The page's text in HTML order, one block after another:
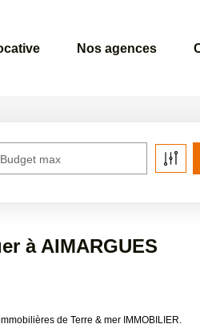
Nos agences
Budget max
à AIMARGUES
de Terre & mer IMMOBILIER.